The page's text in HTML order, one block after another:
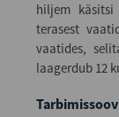
hiljem käsitsi
terasest
vaatides,
laagerdub 12